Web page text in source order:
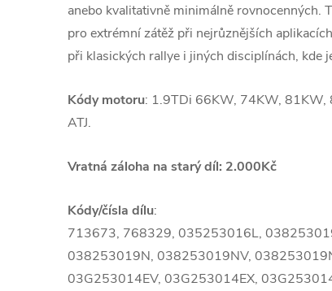
anebo kvalitativně minimálně rovnocenných.
pro extrémní zátěž při nejrůznějších
při klasických rallye i jiných disciplínách, kde
Kódy motoru: 1.9TDi 66KW, 74KW, 81KW,
ATJ.
Vratná záloha na starý díl: 2.000Kč
Kódy/čísla dílu:
713673, 768329, 035253016L,
038253019N, 038253019NV,
03G253014EV, 03G253014EX,